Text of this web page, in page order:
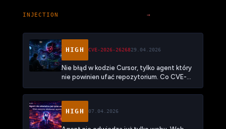
INJECTION →
HIGH CVE-2026-2626829.04.2026
Nie błąd w kodzie Cursor, tylko agent który
nie powinien ufać repozytorium. Co CVE-
2026-26268 mówi o tym, że środowisko
dewelopera stało się nową powierzchnią
ataku
HIGH
07.04.2026